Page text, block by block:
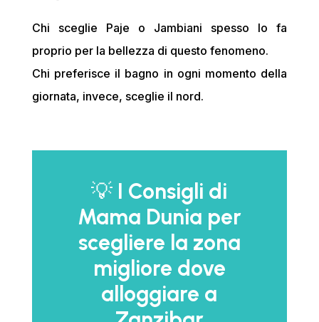
Chi sceglie Paje o Jambiani spesso lo fa
proprio per la bellezza di questo fenomeno.
Chi preferisce il bagno in ogni momento della
giornata, invece, sceglie il nord.
💡 I Consigli di
Mama Dunia per
scegliere la zona
migliore dove
alloggiare a